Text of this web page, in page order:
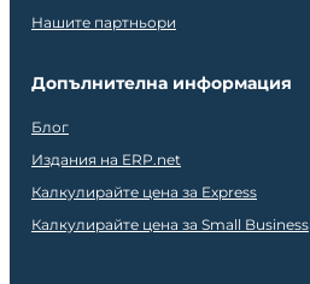
Нашите партньори
Допълнителна информация
Блог
Издания на ERP.net
Калкулирайте цена за Express
Калкулирайте цена за Small Business